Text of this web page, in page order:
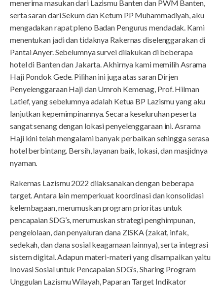
menerima masukan dari Lazismu Banten dan PWM Banten,
serta saran dari Sekum dan Ketum PP Muhammadiyah, aku
mengadakan rapat pleno Badan Pengurus mendadak. Kami
menentukan jadi dan tidaknya Rakernas diselenggarakan di
Pantai Anyer. Sebelumnya survei dilakukan di beberapa
hotel di Banten dan Jakarta. Akhirnya kami memilih Asrama
Haji Pondok Gede. Pilihan ini juga atas saran Dirjen
Penyelenggaraan Haji dan Umroh Kemenag, Prof. Hilman
Latief, yang sebelumnya adalah Ketua BP Lazismu yang aku
lanjutkan kepemimpinannya. Secara keseluruhan peserta
sangat senang dengan lokasi penyelenggaraan ini. Asrama
Haji kini telah mengalami banyak perbaikan sehingga serasa
hotel berbintang. Bersih, layanan baik, lokasi, dan masjidnya
nyaman.
Rakernas Lazismu 2022 dilaksanakan dengan beberapa
target. Antara lain memperkuat koordinasi dan konsolidasi
kelembagaan, merumuskan program prioritas untuk
pencapaian SDG’s, merumuskan strategi penghimpunan,
pengelolaan, dan penyaluran dana ZISKA (zakat, infak,
sedekah, dan dana sosial keagamaan lainnya), serta integrasi
sistem digital. Adapun materi-materi yang disampaikan yaitu
Inovasi Sosial untuk Pencapaian SDG’s, Sharing Program
Unggulan Lazismu Wilayah, Paparan Target Indikator